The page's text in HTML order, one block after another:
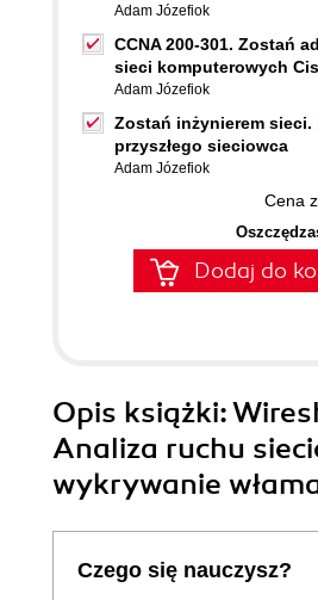
Adam Józefiok
CCNA 200-301. Zostań
sieci komputerowych
Adam Józefiok
Zostań inżynierem sieci.
przyszłego sieciowca
Adam Józefiok
Cena
Dodaj do
Opis książki:
Analiza ruchu
wykrywanie
Czego się nauczysz?